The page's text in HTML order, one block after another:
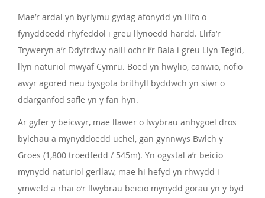
Mae’r ardal yn byrlymu gydag afonydd yn llifo o
fynyddoedd rhyfeddol i greu llynoedd hardd. Llifa’r
Tryweryn a’r Ddyfrdwy naill ochr i’r Bala i greu Llyn Tegid,
llyn naturiol mwyaf Cymru. Boed yn hwylio, canwio, nofio
awyr agored neu bysgota brithyll byddwch yn siwr o
ddarganfod safle yn y fan hyn.
Ar gyfer y beicwyr, mae llawer o lwybrau anhygoel dros
bylchau a mynyddoedd uchel, gan gynnwys Bwlch y
Groes (1,800 troedfedd / 545m). Yn ogystal a’r beicio
mynydd naturiol gerllaw, mae hi hefyd yn rhwydd i
ymweld a rhai o’r llwybrau beicio mynydd gorau yn y byd